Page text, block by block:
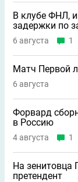
В клубе ФНЛ,
задержки по
6 августа 1
Матч Первой
6 августа
Форвард
в Россию
4 августа 1
На зенитовца
претендент